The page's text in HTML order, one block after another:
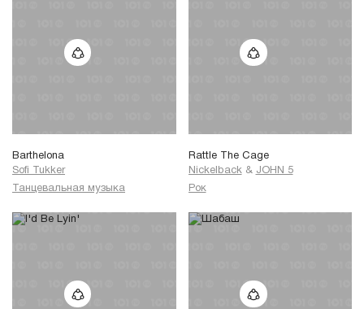
Barthelona
Sofi Tukker
Танцевальная музыка
Rattle The Cage
Nickelback & JOHN 5
Рок